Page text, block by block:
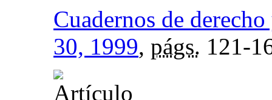
Cuadernos de
30, 1999, págs. 121-